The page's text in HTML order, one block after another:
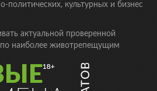
политических, культурных и бизнес
актуальной проверенной
наиболее животрепещущим